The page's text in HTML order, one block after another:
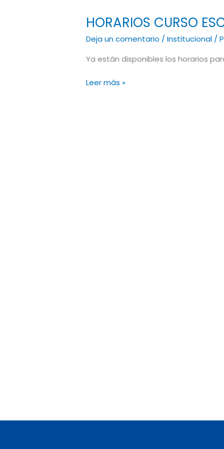
HORARIOS CURSO
Deja un comentario /Institucional /
Ya están disponibles los horarios
HORARIOS
ESCOLAR
2023/2024
Leer más »